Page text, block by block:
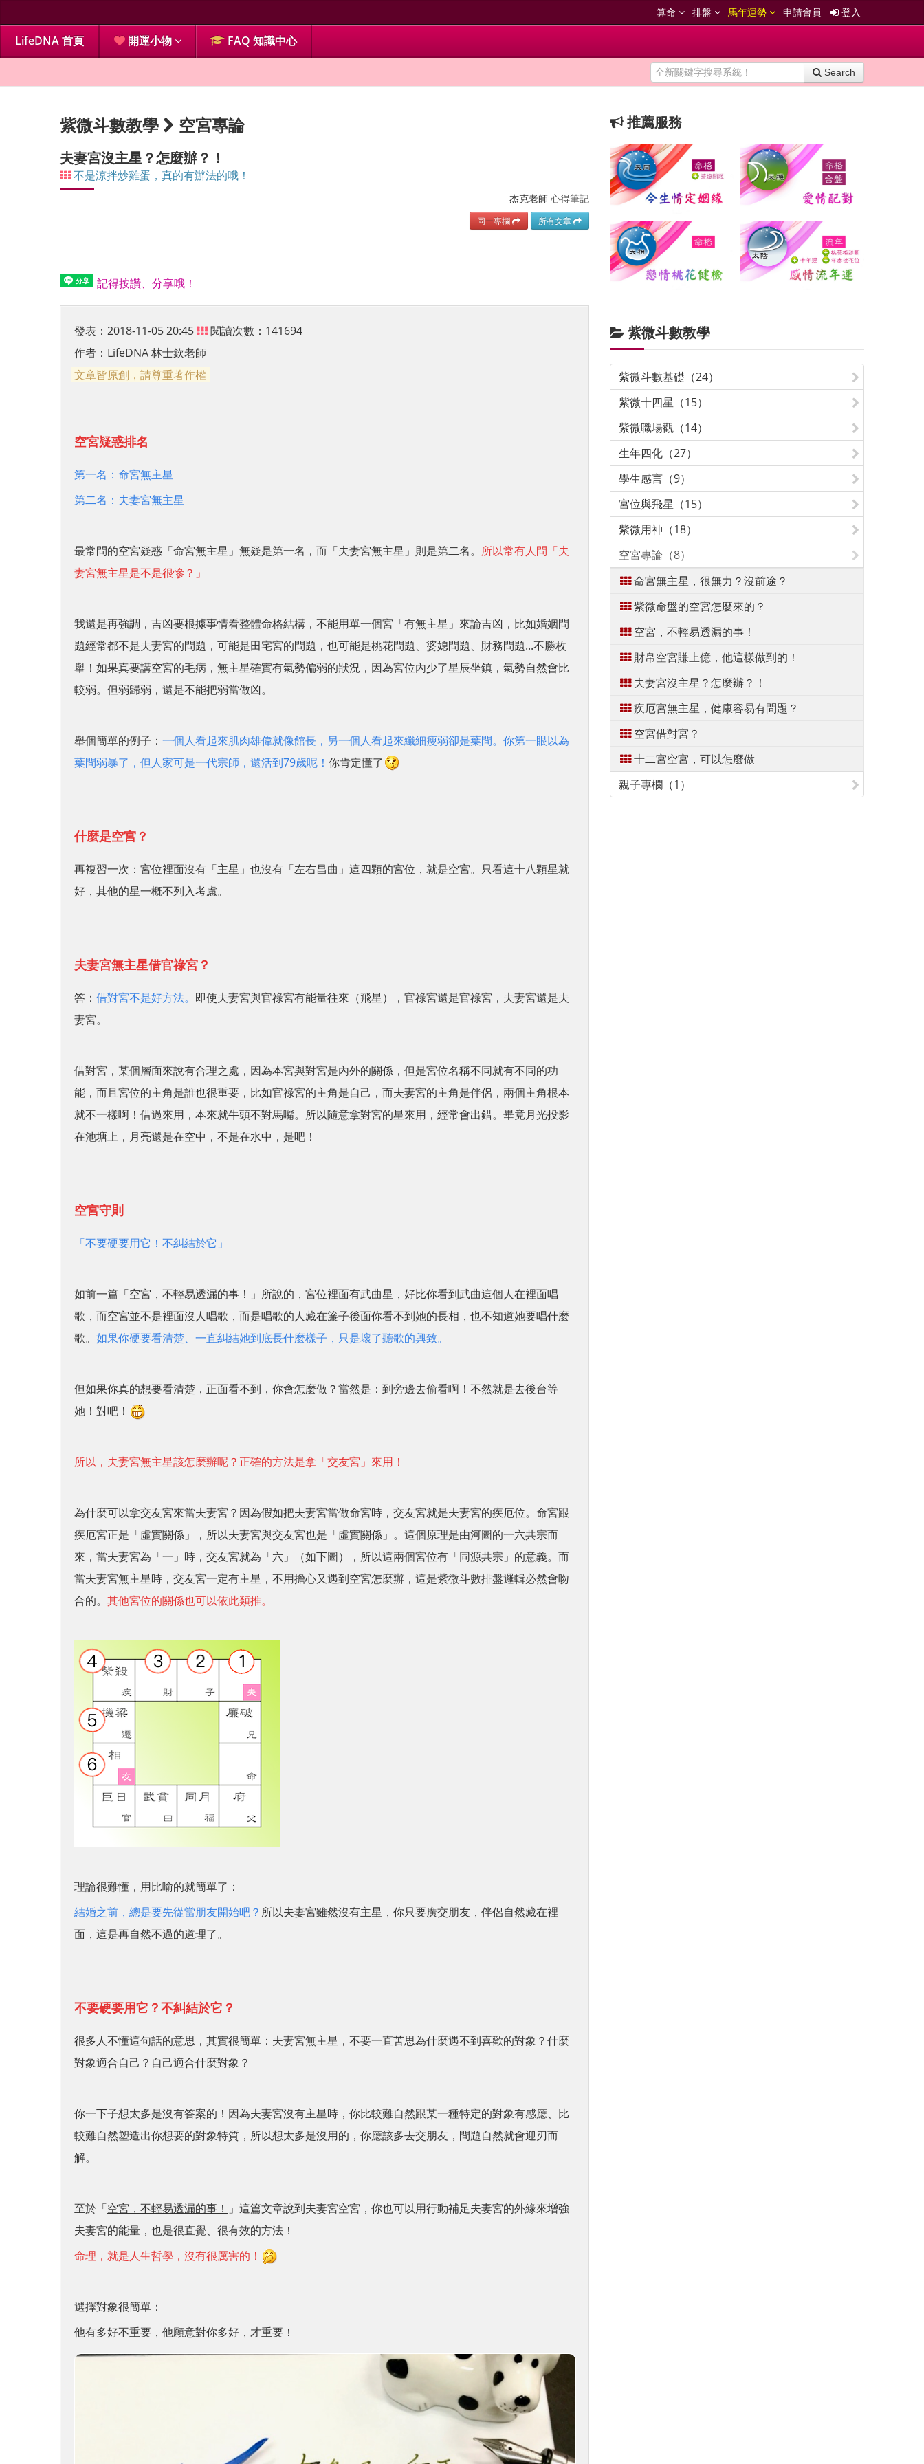
算命 排盤 馬年運勢 申請會員 登入
LifeDNA 首頁 開運小物 FAQ 知識中心
Search
紫微斗數教學 空宮專論
夫妻宮沒主星？怎麼辦？！
不是涼拌炒雞蛋，真的有辦法的哦！
杰克老師 心得筆記
同一專欄 所有文章
記得按讚、分享哦！
發表：2018-11-05 20:45
閱讀次數：141694
作者： LifeDNA 林士欽老師
文章皆原創，請尊重著作權
空宮疑惑排名
第一名：命宮無主星
第二名：夫妻宮無主星
最常問的空宮疑惑「命宮無主星」無疑是第一名，而「夫妻宮無主星」則是第二名。 所以常有人問「夫
妻宮無主星是不是很慘？」
我還是再強調，吉凶要根據事情看整體命格結構，不能用單一個宮「有無主星」來論吉凶，比如婚姻問
題經常都不是夫妻宮的問題，可能是田宅宮的問題，也可能是桃花問題、婆媳問題、財務問題...不勝枚
舉！如果真要講空宮的毛病，無主星確實有氣勢偏弱的狀況，因為宮位內少了星辰坐鎮，氣勢自然會比
較弱。但弱歸弱，還是不能把弱當做凶。
舉個簡單的例子： 一個人看起來肌肉雄偉就像館長，另一個人看起來纖細瘦弱卻是葉問。你第一眼以為
葉問弱暴了，但人家可是一代宗師，還活到79歲呢！ 你肯定懂了
什麼是空宮？
再複習一次：宮位裡面沒有「主星」也沒有「左右昌曲」這四顆的宮位，就是空宮。只看這十八顆星就
好，其他的星一概不列入考慮。
夫妻宮無主星借官祿宮？
答： 借對宮不是好方法。 即使夫妻宮與官祿宮有能量往來（飛星），官祿宮還是官祿宮，夫妻宮還是夫
妻宮。
借對宮，某個層面來說有合理之處，因為本宮與對宮是內外的關係，但是宮位名稱不同就有不同的功
能，而且宮位的主角是誰也很重要，比如官祿宮的主角是自己，而夫妻宮的主角是伴侶，兩個主角根本
就不一樣啊！借過來用，本來就牛頭不對馬嘴。所以隨意拿對宮的星來用，經常會出錯。畢竟月光投影
在池塘上，月亮還是在空中，不是在水中，是吧！
空宮守則
「不要硬要用它！不糾結於它」
如前一篇「空宮，不輕易透漏的事！ 」所說的，宮位裡面有武曲星，好比你看到武曲這個人在裡面唱
歌，而空宮並不是裡面沒人唱歌，而是唱歌的人藏在簾子後面你看不到她的長相，也不知道她要唱什麼
歌。 如果你硬要看清楚、一直糾結她到底長什麼樣子，只是壞了聽歌的興致。
但如果你真的想要看清楚，正面看不到，你會怎麼做？當然是：到旁邊去偷看啊！不然就是去後台等
她！對吧！
所以，夫妻宮無主星該怎麼辦呢？正確的方法是拿「交友宮」來用！
為什麼可以拿交友宮來當夫妻宮？因為假如把夫妻宮當做命宮時，交友宮就是夫妻宮的疾厄位。命宮跟
疾厄宮正是「虛實關係」，所以夫妻宮與交友宮也是「虛實關係」。這個原理是由河圖的一六共宗而
來，當夫妻宮為「一」時，交友宮就為「六」（如下圖），所以這兩個宮位有「同源共宗」的意義。而
當夫妻宮無主星時，交友宮一定有主星，不用擔心又遇到空宮怎麼辦，這是紫微斗數排盤邏輯必然會吻
合的。 其他宮位的關係也可以依此類推。
理論很難懂，用比喻的就簡單了：
結婚之前，總是要先從當朋友開始吧？ 所以夫妻宮雖然沒有主星，你只要廣交朋友，伴侶自然藏在裡
面，這是再自然不過的道理了。
不要硬要用它？不糾結於它？
很多人不懂這句話的意思，其實很簡單：夫妻宮無主星，不要一直苦思為什麼遇不到喜歡的對象？什麼
對象適合自己？自己適合什麼對象？
你一下子想太多是沒有答案的！因為夫妻宮沒有主星時，你比較難自然跟某一種特定的對象有感應、比
較難自然塑造出你想要的對象特質，所以想太多是沒用的，你應該多去交朋友，問題自然就會迎刃而
解。
至於「空宮，不輕易透漏的事！ 」這篇文章說到夫妻宮空宮，你也可以用行動補足夫妻宮的外緣來增強
夫妻宮的能量，也是很直覺、很有效的方法！
命理，就是人生哲學，沒有很厲害的！
選擇對象很簡單：
他有多好不重要，他願意對你多好，才重要！
推薦服務
紫微斗數教學
紫微斗數基礎（24）
紫微十四星（15）
紫微職場觀（14）
生年四化（27）
學生感言（9）
宮位與飛星（15）
紫微用神（18）
空宮專論（8）
命宮無主星，很無力？沒前途？
紫微命盤的空宮怎麼來的？
空宮，不輕易透漏的事！
財帛空宮賺上億，他這樣做到的！
夫妻宮沒主星？怎麼辦？！
疾厄宮無主星，健康容易有問題？
空宮借對宮？
十二宮空宮，可以怎麼做
親子專欄（1）